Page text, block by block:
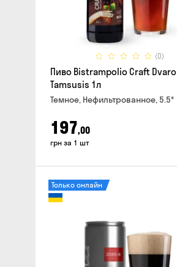
(0)
Пиво Bistrampolio Craft Dvaro
Tamsusis 1л
Темное, Нефильтрованное, 5.5°
197,00
грн за 1 шт
Только онлайн